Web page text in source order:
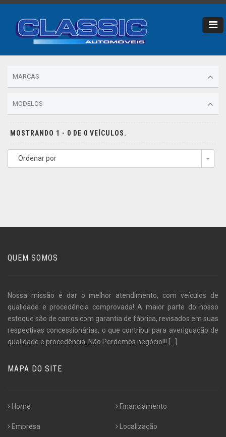
MARCAS
MODELOS
MOSTRANDO 1 - 0 DE 0 VEÍCULOS.
Ordenar por
QUEM SOMOS
Nossa missão é dar o melhor atendimento, com veículos de
qualidade e procedência comprovada! A maior parte do nosso
estoque são de carros com garantia de fábrica, revisados em suas
respectivas concessionárias, o que contribui para averiguação de
qualidade e procedência. Não Perdemos negócio!!!
MAPA DO SITE
Home
Empresa
Financiamento
Localização